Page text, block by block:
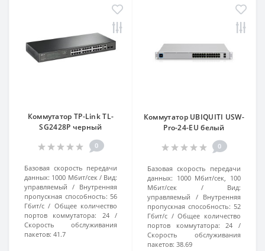
Коммутатор TP-Link TL-
SG2428P черный
0
Базовая скорость передачи
данных: 1000 Мбит/сек
Вид:
управляемый
Внутренняя
пропускная способность: 56
Гбит/с
Общее количество
портов коммутатора:
24
Скорость обслуживания
пакетов: 41.7
Коммутатор UBIQUITI USW-
Pro-24-EU белый
0
Базовая скорость передачи
данных: 1000 Мбит/сек, 100
Мбит/сек
Вид:
управляемый
Внутренняя
пропускная способность: 52
Гбит/с
Общее количество
портов коммутатора:
24
Скорость обслуживания
пакетов: 38.69